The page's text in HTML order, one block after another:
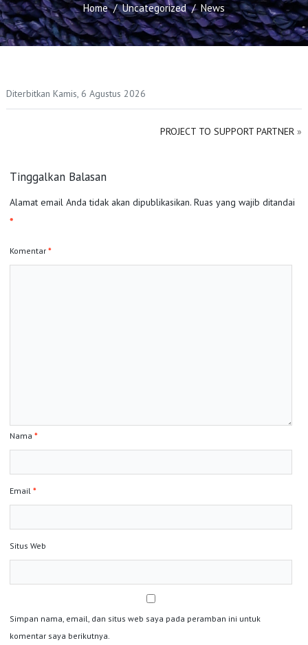
Home Uncategorized News
Diterbitkan Kamis, 6 Agustus 2026
PROJECT TO SUPPORT PARTNER»
Tinggalkan Balasan
Alamat email Anda tidak akan dipublikasikan. Ruas yang wajib ditandai
*
Komentar*
Nama*
Email*
Situs Web
Simpan nama, email, dan situs web saya pada peramban ini untuk
komentar saya berikutnya.